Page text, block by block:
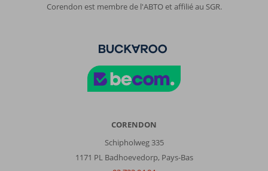
Corendon est membre de l'ABTO et affilié au SGR.
CORENDON
Schipholweg 335
1171 PL Badhoevedorp, Pays-Bas